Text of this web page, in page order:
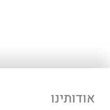
אודותינו